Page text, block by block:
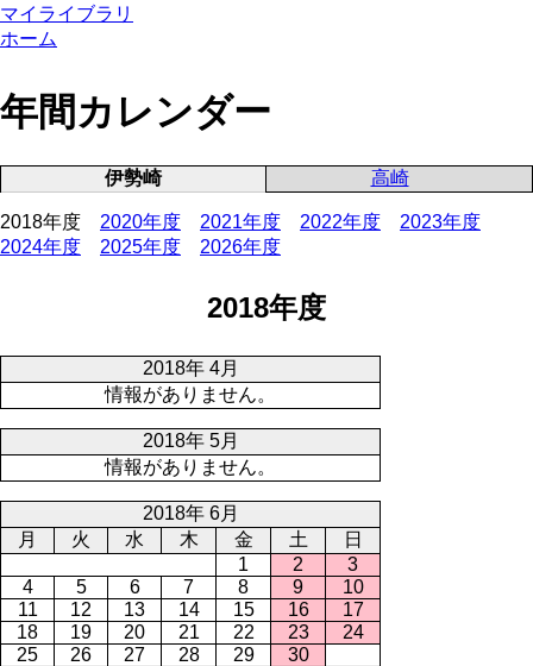
マイライブラリ
ホーム
年間カレンダー
伊勢崎 高崎
2018年度 2020年度 2021年度 2022年度
2023年度
2024年度
2025年度 2026年度
2018年度
2018年 4月
情報がありません。
2018年 5月
情報がありません。
2018年 6月
月
火 水 木 金 土
日
1
2
3
4
5 6 7 8 9
10
11
12 13 14 15 16
17
18
19 20 21 22 23
24
25
26 27 28 29 30